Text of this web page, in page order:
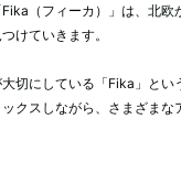
（フィーカ）」は、北欧
けていきます。
切にしている「Fika」とい
クスしながら、さまざまな